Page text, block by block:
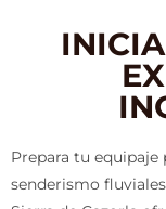
Prepara tu equipaje
senderismo